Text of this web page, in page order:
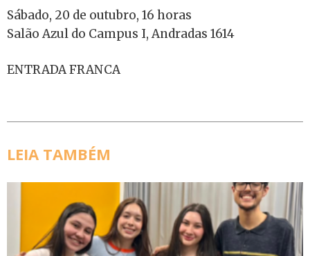
Sábado, 20 de outubro, 16 horas
Salão Azul do Campus I, Andradas 1614
ENTRADA FRANCA
LEIA TAMBÉM